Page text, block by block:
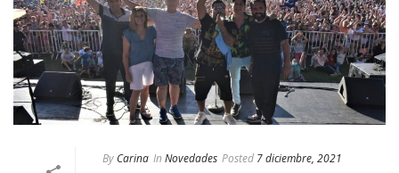
By Carina In Novedades Posted 7 diciembre, 2021